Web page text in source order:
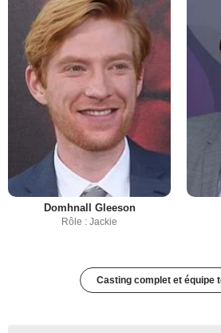
Domhnall Gleeson
Rôle : Jackie
Casting complet et équipe